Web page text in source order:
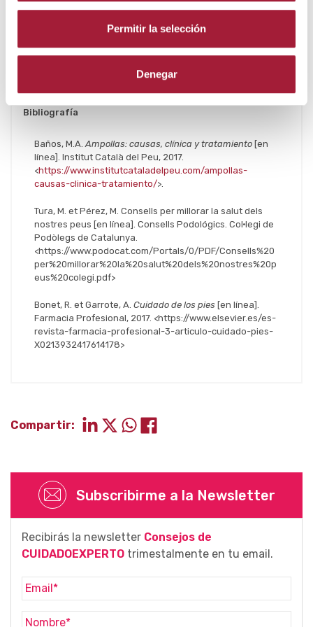
Permitir la selección
Denegar
todo si se ulceran o infectan.
Autor: Laboratorios Viñas, departamento de
Bibliografía
Baños, M.A. Ampollas: causas, clínica y tratamiento [en
línea]. Institut Català del Peu, 2017.
<https://www.institutcataladelpeu.com/ampollas-
causas-clinica-tratamiento/>.
Tura, M. et Pérez, M. Consells per millorar la salut dels
nostres peus [en línea]. Consells Podológics. Col·legi de
Podòlegs de Catalunya.
<https://www.podocat.com/Portals/0/PDF/Consells%20
per%20millorar%20la%20salut%20dels%20nostres%20p
eus%20colegi.pdf>
Bonet, R. et Garrote, A. Cuidado de los pies [en línea].
Farmacia Profesional, 2017. <https://www.elsevier.es/es-
revista-farmacia-profesional-3-articulo-cuidado-pies-
X0213932417614178>
Compartir:
Subscribirme a la Newsletter
Recibirás la newsletter Consejos de
CUIDADOEXPERTO trimestalmente en tu email.